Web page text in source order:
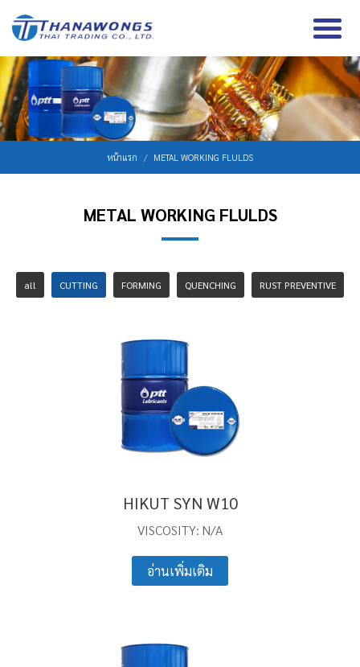
หน้าแรก METAL WORKING FLULDS
METAL WORKING FLULDS
all CUTTING FORMING QUENCHING RUST PREVENTIVE
HIKUT SYN W10
VISCOSITY: N/A
อ่านเพิ่มเติม